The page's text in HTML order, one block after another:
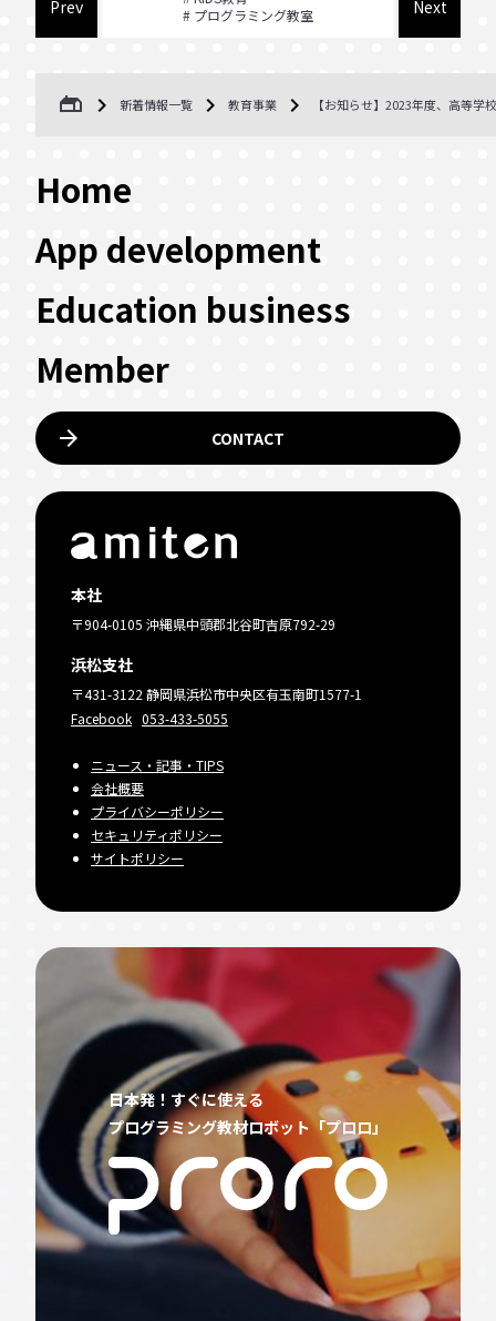
Prev
プログラミング教室
Next
gite 新着情報一覧 教育事業 【お知らせ】2023年度、高等
Home
App development
Education business
Member
arrow_forward CONTACT
本社
〒904-0105 沖縄県中頭郡北谷町吉原792-29
浜松支社
〒431-3122 静岡県浜松市中央区有玉南町1577-1
Facebook 053-433-5055
ニュース・記事・TIPS
会社概要
プライバシーポリシー
セキュリティポリシー
サイトポリシー
日本発！すぐに使える
プログラミング教材ロボット「プロロ」